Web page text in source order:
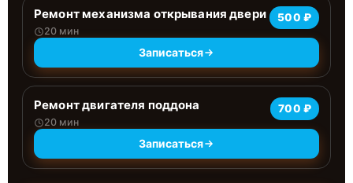
Ремонт механизма открывания двери
20 мин
500 ₽
Записаться
Ремонт двигателя поддона
20 мин
700 ₽
Записаться